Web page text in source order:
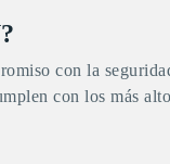
con la
con los más